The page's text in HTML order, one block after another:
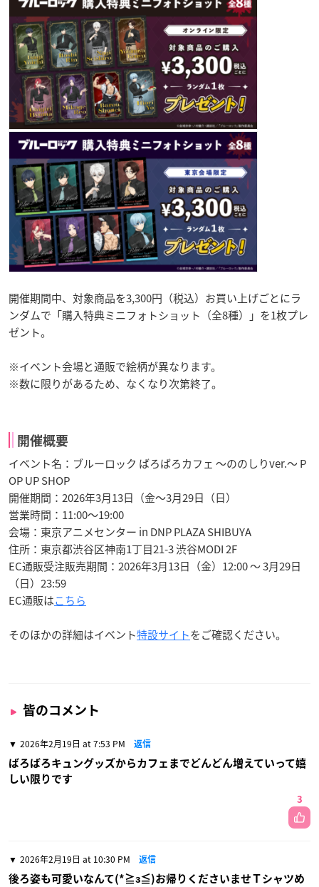
開催期間中、対象商品を3,300円（税込）お買い上げごとにラ
ンダムで「購入特典ミニフォトショット（全8種）」を1枚プレ
ゼント。
※イベント会場と通販で絵柄が異なります。
※数に限りがあるため、なくなり次第終了。
開催概要
イベント名：ブルーロック ばろばろカフェ ～ののしりver.～ P
OP UP SHOP
開催期間：2026年3月13日（金～3月29日（日）
営業時間：11:00～19:00
会場：東京アニメセンター in DNP PLAZA SHIBUYA
住所：東京都渋谷区神南1丁目21-3 渋谷MODI 2F
EC通販受注販売期間：2026年3月13日（金）12:00 ～ 3月29日
（日）23:59
EC通販はこちら
そのほかの詳細はイベント特設サイトをご確認ください。
皆のコメント
2026年2月19日 at 7:53 PM 返信
ばろばろキュングッズからカフェまでどんどん増えていって嬉
しい限りです
3
2026年2月19日 at 10:30 PM 返信
後ろ姿も可愛いなんて(*≧з≦)お帰りくださいませＴシャツめ